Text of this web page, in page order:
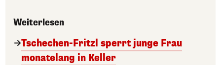
Weiterlesen
Tschechen-Fritzl sperrt junge Frau
monatelang in Keller